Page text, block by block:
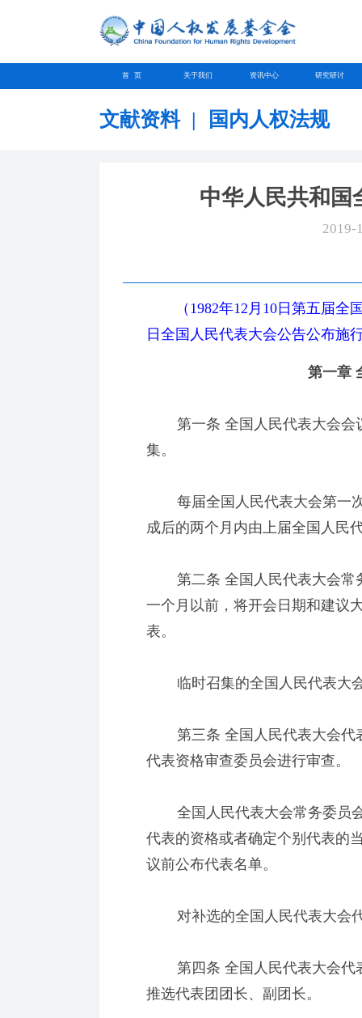
首 页 关于我们 资讯中心 研究研讨
文献资料 | 国内人权法规
中华人民共和国
2019-
（1982年12月10日第五届全国
日全国人民代表大会公告公布施
第一章
第一条 全国人民代表大会会
集。
每届全国人民代表大会第一次
成后的两个月内由上届全国人民
第二条 全国人民代表大会常
一个月以前，将开会日期和建议
表。
临时召集的全国人民代表大
第三条 全国人民代表大会代
代表资格审查委员会进行审查。
全国人民代表大会常务委员会
代表的资格或者确定个别代表的
议前公布代表名单。
对补选的全国人民代表大会代
第四条 全国人民代表大会代
推选代表团团长、副团长。